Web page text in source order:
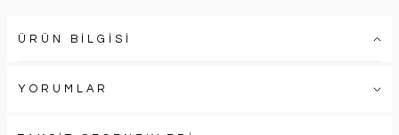
ÜRÜN BİLGİSİ
YORUMLAR